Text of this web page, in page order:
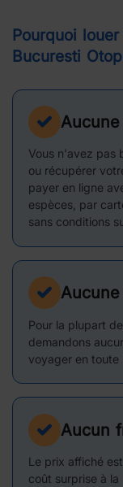
Pourquoi
Bucuresti
Vous n'avez pas
ou récupérer
payer en ligne
espèces, par
sans conditions
Pour la plupart
demandons
voyager en toute
Aucun
Le prix affiché
coût surprise à